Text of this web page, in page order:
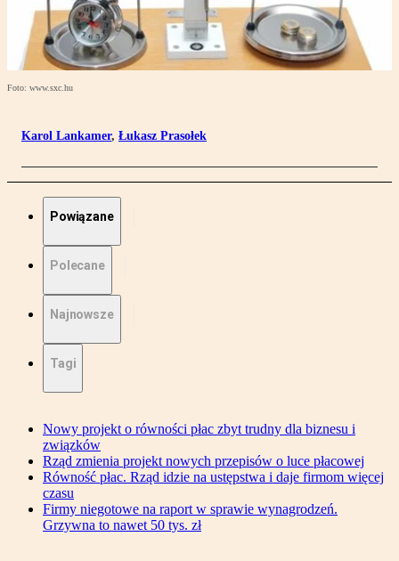
Foto: www.sxc.hu
Karol Lankamer, Łukasz Prasołek
Powiązane
Polecane
Najnowsze
Tagi
Nowy projekt o równości płac zbyt trudny dla biznesu i
związków
Rząd zmienia projekt nowych przepisów o luce płacowej
Równość płac. Rząd idzie na ustępstwa i daje firmom więcej
czasu
Firmy niegotowe na raport w sprawie wynagrodzeń.
Grzywna to nawet 50 tys. zł